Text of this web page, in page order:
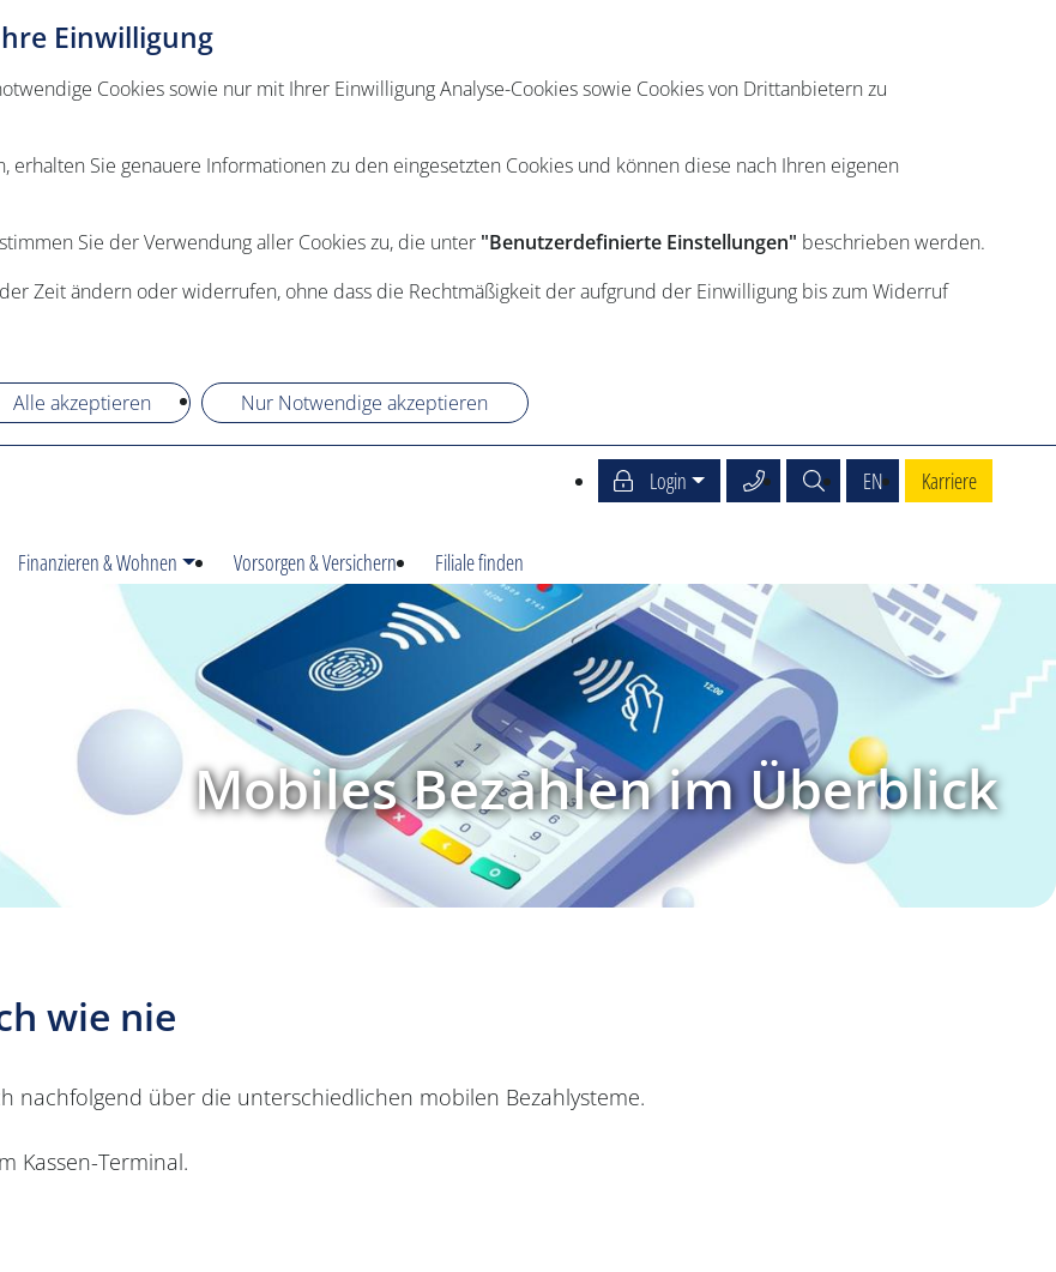
Einwilligung
Cookies sowie nur mit Ihrer Einwilligung Analyse-Cookies sowie Cookies von Drittanbietern zu
erhalten Sie genauere Informationen zu den eingesetzten Cookies und können diese nach Ihren eigenen
stimmen Sie der Verwendung aller Cookies zu, die unter "Benutzerdefinierte Einstellungen" beschrieben werden.
Zeit ändern oder widerrufen, ohne dass die Rechtmäßigkeit der aufgrund der Einwilligung bis zum Widerruf
Alle akzeptieren
Nur Notwendige akzeptieren
Login Service Center anrufen
SucheENEnglishKarriere
Finanzieren & Wohnen Vorsorgen & Versichern Filiale finden
Mobiles Bezahlen im Überblick
wie nie
nachfolgend über die unterschiedlichen mobilen Bezahlysteme.
Kassen-Terminal.